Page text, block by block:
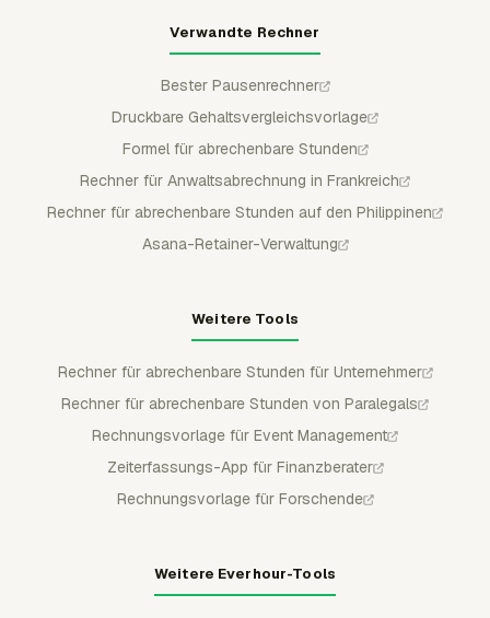
Verwandte Rechner
Bester Pausenrechner
Druckbare Gehaltsvergleichsvorlage
Formel für abrechenbare Stunden
Rechner für Anwaltsabrechnung in Frankreich
Rechner für abrechenbare Stunden auf den Philippinen
Asana-Retainer-Verwaltung
Weitere Tools
Rechner für abrechenbare Stunden für Unternehmer
Rechner für abrechenbare Stunden von Paralegals
Rechnungsvorlage für Event Management
Zeiterfassungs-App für Finanzberater
Rechnungsvorlage für Forschende
Weitere Everhour-Tools